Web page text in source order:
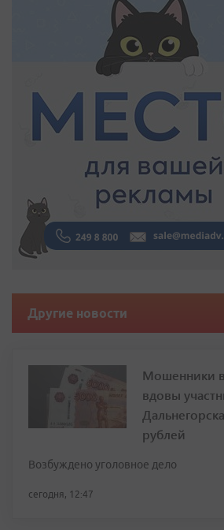
Другие новости
Мошенники
вдовы
рублей
Возбуждено уголовное дело
сегодня, 12:47